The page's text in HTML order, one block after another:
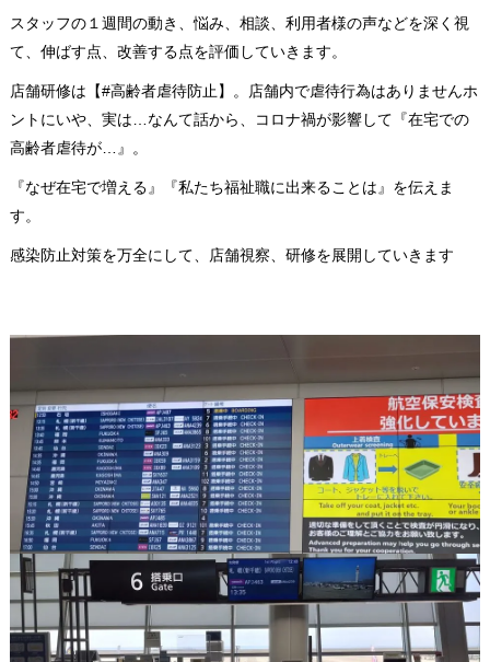
スタッフの１週間の動き、悩み、相談、利用者様の声などを深く視
て、伸ばす点、改善する点を評価していきます。
店舗研修は【#高齢者虐待防止】。店舗内で虐待行為はありませんホ
ントにいや、実は…なんて話から、コロナ禍が影響して『在宅での
高齢者虐待が…』。
『なぜ在宅で増える』『私たち福祉職に出来ることは』を伝えま
す。
感染防止対策を万全にして、店舗視察、研修を展開していきます